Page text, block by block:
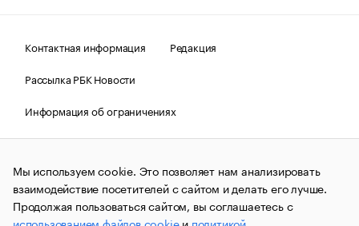
Контактная информация
Редакция
Рассылка РБК Новости
Информация об ограничениях
Правовая информация
О соблюдении авторских прав
© АО «РОСБИЗНЕСКОНСАЛТИНГ»,1995–2026.Сообщения
и материалы информационного агентства «РБК»
(зарегистрировано Федеральной службой по надзору в сфере
связи, информационных технологий и массовых
Мы используем cookie. Это позволяет нам анализировать
взаимодействие посетителей с сайтом и делать его лучше.
Продолжая пользоваться сайтом, вы соглашаетесь с